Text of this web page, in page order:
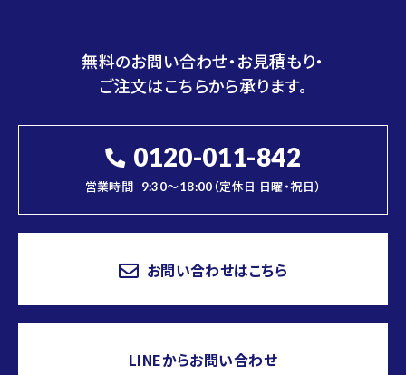
無料のお問い合わせ・お見積もり・
ご注文はこちらから承ります。
0120-011-842
営業時間 9:30～18:00（定休日 日曜・祝日）
お問い合わせはこちら
LINEからお問い合わせ